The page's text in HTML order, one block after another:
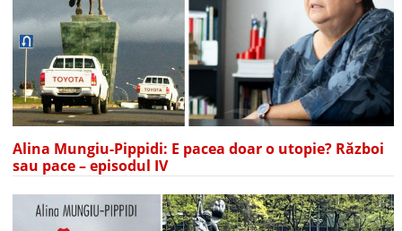
Alina Mungiu-Pippidi: E pacea doar o utopie? Război
sau pace – episodul IV